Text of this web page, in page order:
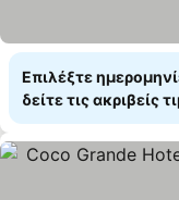
Επιλέξτε
δείτε τις ακριβείς